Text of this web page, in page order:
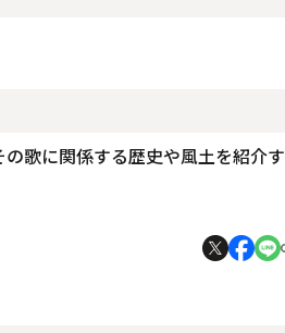
歌に関係する歴史や風土を紹介す